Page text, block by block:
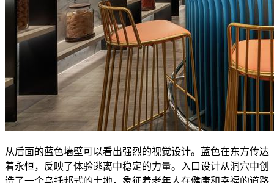
从后面的蓝色墙壁可以看出强烈的视觉设计。蓝色在东方传达
着永恒，反映了体验逃离中稳定的力量。入口设计从洞穴中创
造了一个乌托邦式的土地，象征着老年人在健康和幸福的道路